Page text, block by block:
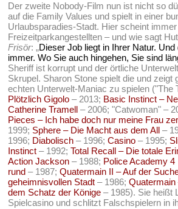
Der zweite Nobody-Film nun ist nicht so
auf die Family Values und spielt in einer
Urlaubsparadies-Stadt. Hier scheint
Freizeitparkangestellten – und wie sagt
Frisör: „Dieser Job liegt in Ihrer Natur.
immer. Wo Sie auch hingehen, Sie sind
Sheriff ist korrupt und der örtliche
Skrupel. Sharon Stone spielt die und zeigt
echten Unterwelt-Maniac zu spielen ("The
Plötzlich Gigolo – 2013; Basic Instinct –
Catherine Tramell – 2006; "Catwoman" –
Pieces – Ich habe doch nur meine Frau
1999; Sphere – Die Macht aus dem All –
1996; Diabolisch – 1996;Casino – 1995;
Instinct – 1992;Total Recall – Die totale
Action Jackson – 1988; Police Academy
rund – 1987;Quatermain II – Auf der
geheimnisvollen Stadt – 1986;Quatermain
dem Schatz der Könige – 1985). Sie heißt
Spielcasino und schlitzt Falschspielern in